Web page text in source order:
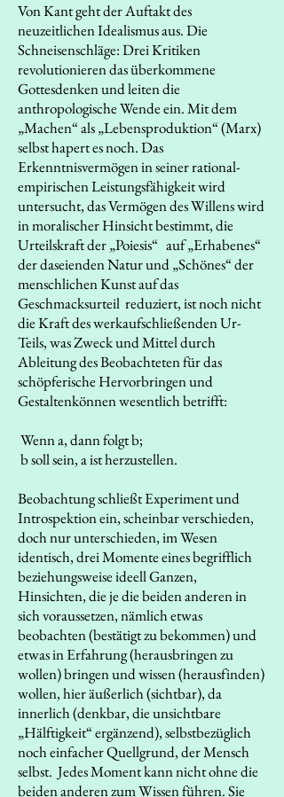
Von Kant geht der Auftakt des
neuzeitlichen Idealismus aus. Die
Schneisenschläge: Drei Kritiken
revolutionieren das überkommene
Gottesdenken und leiten die
anthropologische Wende ein. Mit dem
„Machen“ als „Lebensproduktion“ (Marx)
selbst hapert es noch. Das
Erkenntnisvermögen in seiner rational-
empirischen Leistungsfähigkeit wird
untersucht, das Vermögen des Willens wird
in moralischer Hinsicht bestimmt, die
Urteilskraft der „Poiesis“ auf „Erhabenes“
der daseienden Natur und „Schönes“ der
menschlichen Kunst auf das
Geschmacksurteil reduziert, ist noch nicht
die Kraft des werkaufschließenden Ur-
Teils, was Zweck und Mittel durch
Ableitung des Beobachteten für das
schöpferische Hervorbringen und
Gestaltenkönnen wesentlich betrifft:
Wenn a, dann folgt b;
b soll sein, a ist herzustellen.
Beobachtung schließt Experiment und
Introspektion ein, scheinbar verschieden,
doch nur unterschieden, im Wesen
identisch, drei Momente eines begrifflich
beziehungsweise ideell Ganzen,
Hinsichten, die je die beiden anderen in
sich voraussetzen, nämlich etwas
beobachten (bestätigt zu bekommen) und
etwas in Erfahrung (herausbringen zu
wollen) bringen und wissen (herausfinden)
wollen, hier äußerlich (sichtbar), da
innerlich (denkbar, die unsichtbare
„Hälftigkeit“ ergänzend), selbstbezüglich
noch einfacher Quellgrund, der Mensch
selbst. Jedes Moment kann nicht ohne die
beiden anderen zum Wissen führen. Sie